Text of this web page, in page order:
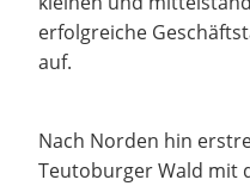
erfolgreiche
auf.
Nach Norden hin
Teutoburger Wald mit